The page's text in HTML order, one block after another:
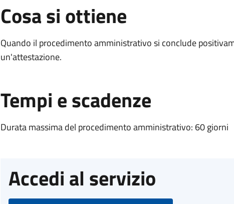
Cosa si ottiene
Quando il procedimento amministrativo si conclude
un'attestazione.
Tempi e scadenze
Durata massima del procedimento amministrativo: 60 giorni
Accedi al servizio